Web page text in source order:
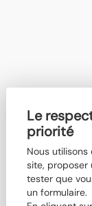
Le
priorité
Nous
site, proposer
tester que
un formulaire.